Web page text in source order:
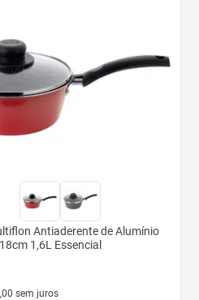
Antiaderente de Alumínio
1,6L Essencial
sem juros